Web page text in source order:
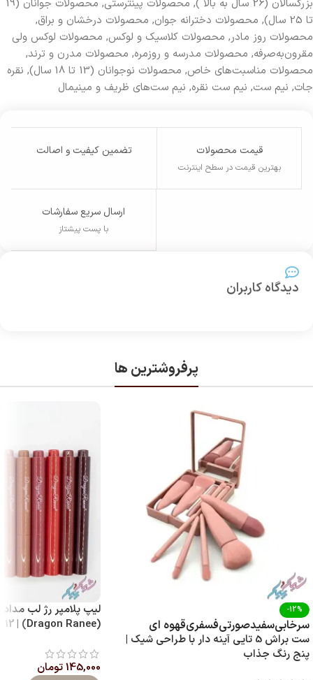
بزرگسالان (26 سال به بالا )
, محصولات پینترستی,
محصولات جوانان (19
تا 25 سال)
, محصولات دخترانه جوان, محصولات درخشان و براق,
محصولات روز مادر, محصولات کلاسیک و لوکس, محصولات لوکس ولی
مقرون‌به‌صرفه, محصولات مدرسه و روزمره, محصولات مدرن و ترند,
محصولات مناسبت‌های خاص, محصولات نوجوانان (13 تا 18 سال) , نقره
جات, نیم‌ ست, نیم ست نقره, نیم ست‌های ظریف و مینیمال
قیمت محصولات
بهترین قیمت در سطح اینترنت
تضمین کیفیت و اصالت
ارسال سریع سفارشات
با پست پیشتاز
دیدگاه کاربران
پرفروشترین ها
-12%
سرخابیسفیدصورتیفسفریقهوه ای
ست براش 5 تایی آینه‌ دار با طراحی شیک |
پنج رنگ جذاب
لیپ پلامپر رژ لب
(Dragon Ranee) | 12 رنگ با پیگمنت بالا
145,000تومان